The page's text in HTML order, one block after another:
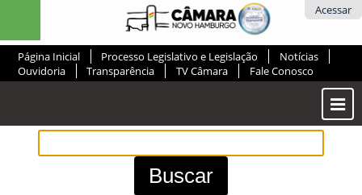
Acessar
Página Inicial Processo Legislativo e Legislação
Notícias
Ouvidoria
Transparência TV Câmara Fale Conosco
ou